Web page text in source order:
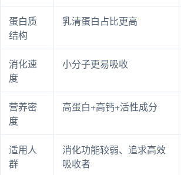
蛋白质
结构
乳清蛋白占比更高
消化速
度
小分子更易吸收
营养密
度
高蛋白+高钙+活性成分
适用人
群
消化功能较弱、追求高效
吸收者